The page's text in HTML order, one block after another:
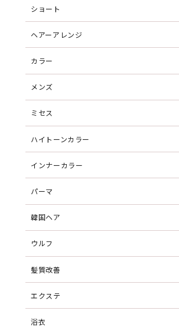
ショート
ヘアーアレンジ
カラー
メンズ
ミセス
ハイトーンカラー
インナーカラー
パーマ
韓国ヘア
ウルフ
髪質改善
エクステ
浴衣